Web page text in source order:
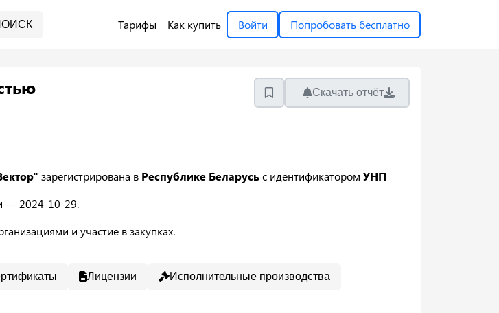
Тарифы Как купить Войти Попробовать бесплатно
Скачать отчёт
зарегистрирована в Республике Беларусьс идентификатором УНП
— 2024-10-29.
и участие в закупках.
Лицензии Исполнительные производства